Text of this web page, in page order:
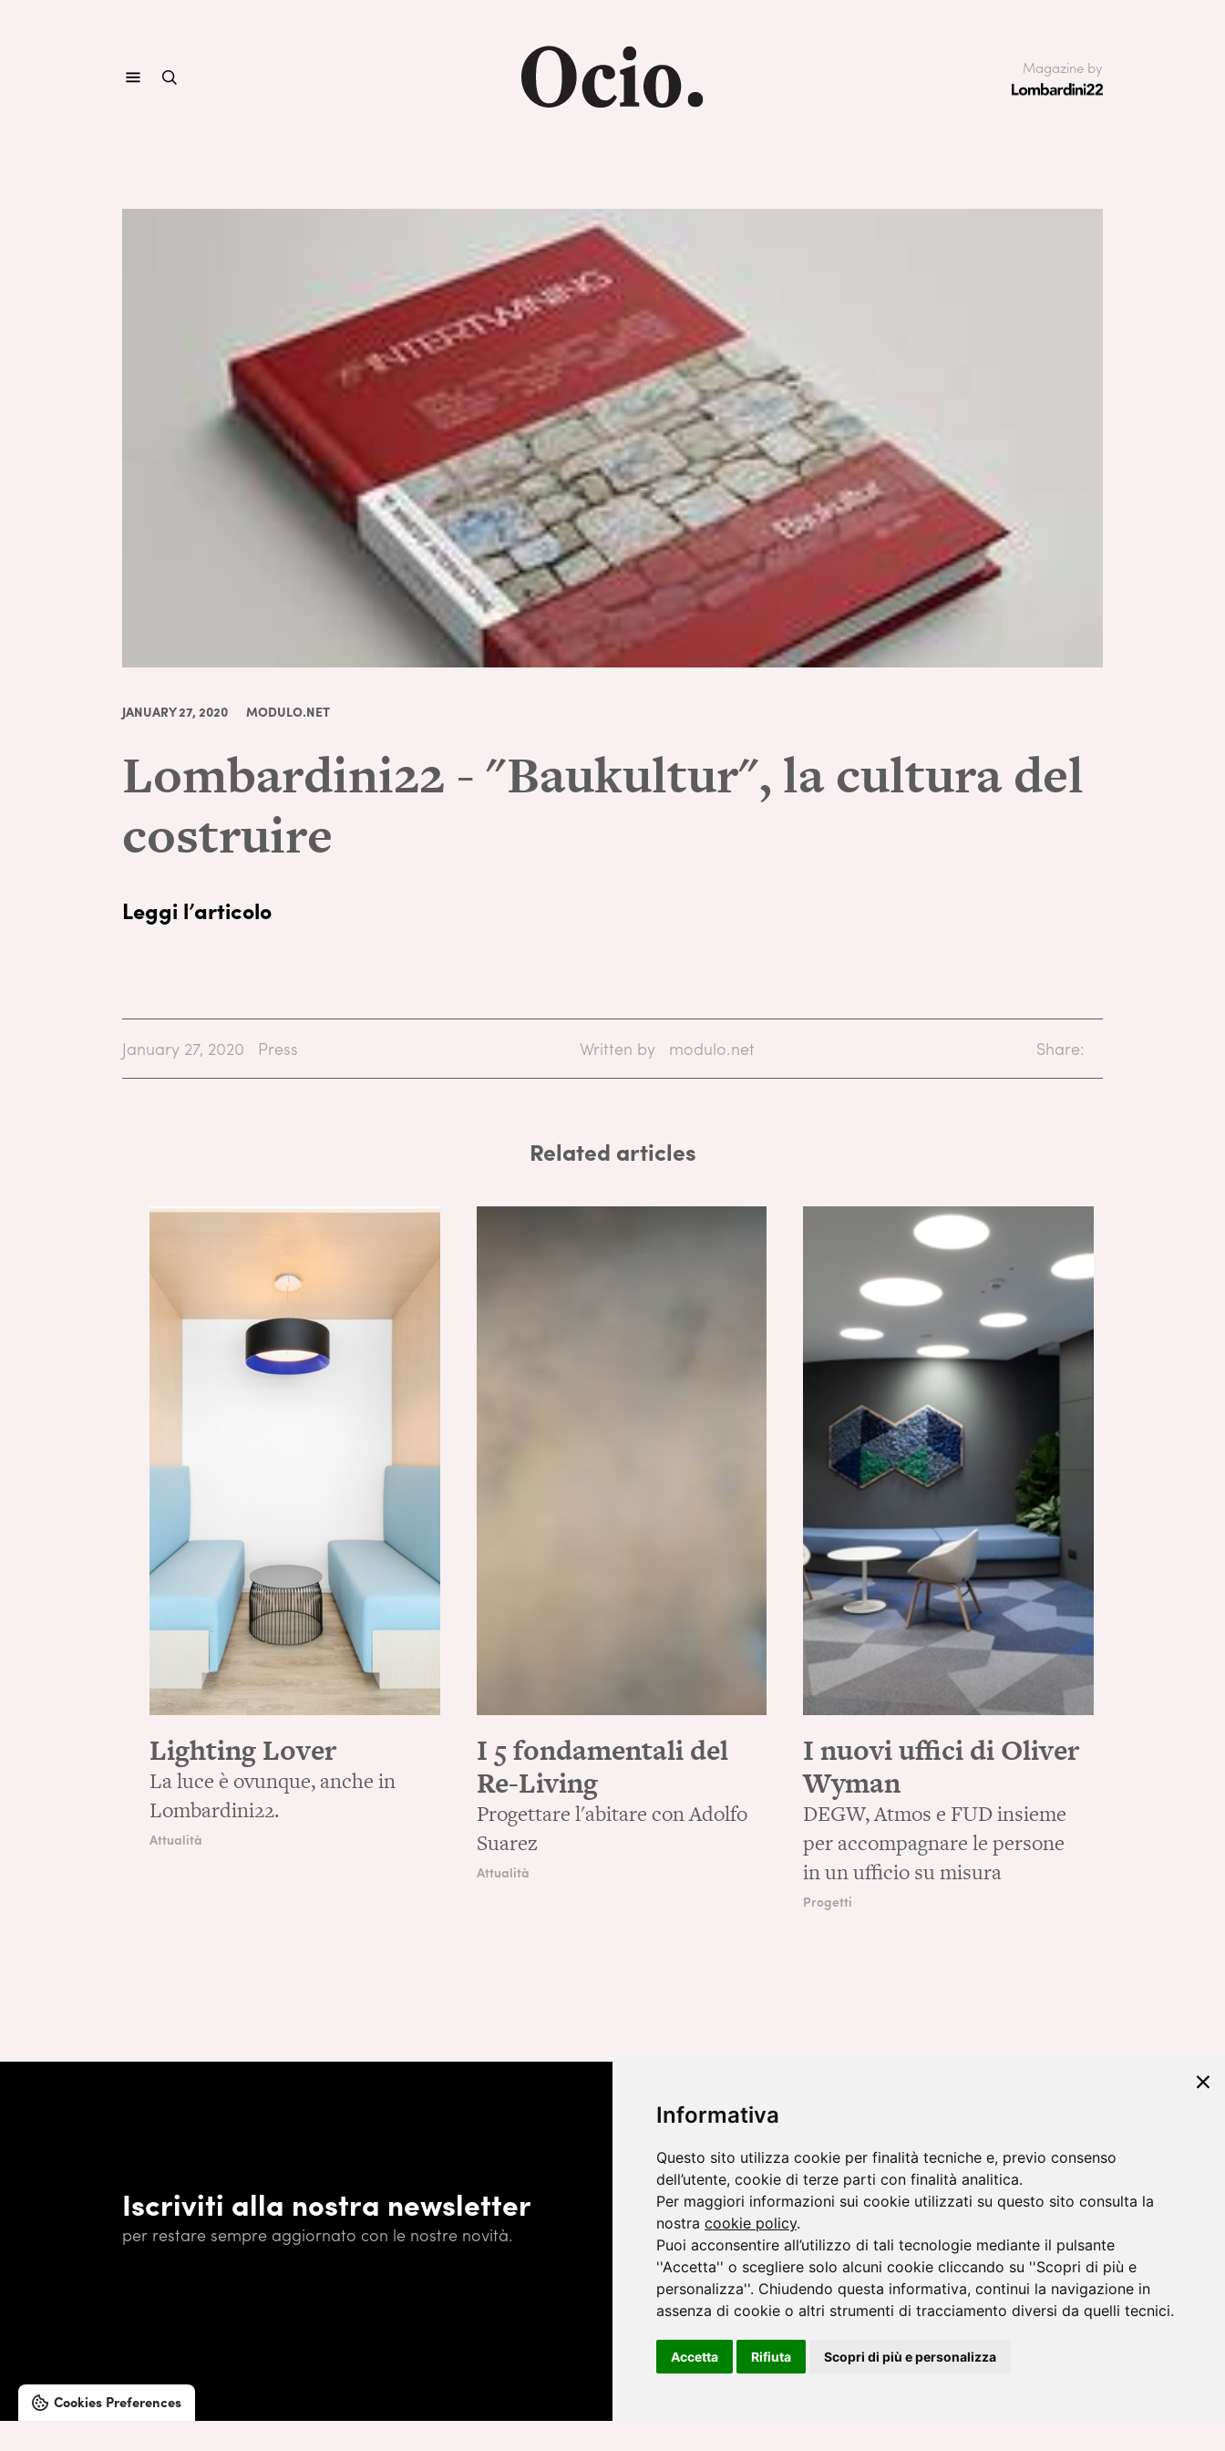
Informativa
Questo sito utilizza cookie per finalità tecniche e, previo consenso
dell’utente, cookie di terze parti con finalità analitica.
Per maggiori informazioni sui cookie utilizzati su questo sito consulta la
nostra cookie policy.
Puoi acconsentire all’utilizzo di tali tecnologie mediante il pulsante
''Accetta'' o scegliere solo alcuni cookie cliccando su ''Scopri di più e
personalizza''. Chiudendo questa informativa, continui la navigazione in
assenza di cookie o altri strumenti di tracciamento diversi da quelli tecnici.
Accetta Rifiuta Scopri di più e personalizza
Magazine by
JANUARY 27, 2020 MODULO.NET
Lombardini22 - "Baukultur", la cultura del
costruire
Leggi l’articolo
January 27, 2020 Press Written by modulo.net Share:
Related articles
Lighting Lover
La luce è ovunque, anche in
Lombardini22.
Attualità
I 5 fondamentali del
Re-Living
Progettare l'abitare con Adolfo
Suarez
Attualità
I nuovi uffici di Oliver
Wyman
DEGW, Atmos e FUD insieme
per accompagnare le persone
in un ufficio su misura
Progetti
Iscriviti alla nostra newsletter
per restare sempre aggiornato con le nostre novità. Iscrivendoti, accetti l'Informativa sulla privacy.
Cookies Preferences